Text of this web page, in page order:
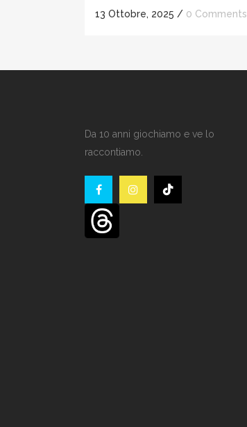
13 Ottobre, 2025 / 0 Comments
Da 10 anni giochiamo e ve lo
raccontiamo.